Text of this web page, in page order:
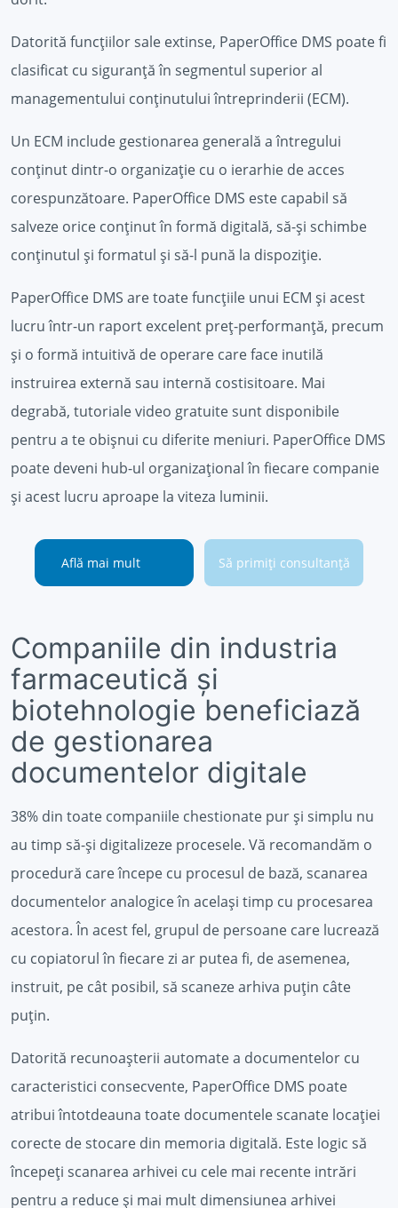
Datorită funcțiilor sale extinse, PaperOffice DMS poate fi
clasificat cu siguranță în segmentul superior al
managementului conținutului întreprinderii (ECM).
Un ECM include gestionarea generală a întregului
conținut dintr-o organizație cu o ierarhie de acces
corespunzătoare. PaperOffice DMS este capabil să
salveze orice conținut în formă digitală, să-și schimbe
conținutul și formatul și să-l pună la dispoziție.
PaperOffice DMS are toate funcțiile unui ECM și acest
lucru într-un raport excelent preț-performanță, precum
și o formă intuitivă de operare care face inutilă
instruirea externă sau internă costisitoare. Mai
degrabă, tutoriale video gratuite sunt disponibile
pentru a te obișnui cu diferite meniuri. PaperOffice DMS
poate deveni hub-ul organizațional în fiecare companie
și acest lucru aproape la viteza luminii.
Află mai mult Să primiți consultanță
Companiile din industria
farmaceutică și
biotehnologie beneficiază
de gestionarea
documentelor digitale
38% din toate companiile chestionate pur și simplu nu
au timp să-și digitalizeze procesele. Vă recomandăm o
procedură care începe cu procesul de bază, scanarea
documentelor analogice în același timp cu procesarea
acestora. În acest fel, grupul de persoane care lucrează
cu copiatorul în fiecare zi ar putea fi, de asemenea,
instruit, pe cât posibil, să scaneze arhiva puțin câte
puțin.
Datorită recunoașterii automate a documentelor cu
caracteristici consecvente, PaperOffice DMS poate
atribui întotdeauna toate documentele scanate locației
corecte de stocare din memoria digitală. Este logic să
începeți scanarea arhivei cu cele mai recente intrări
pentru a reduce și mai mult dimensiunea arhivei